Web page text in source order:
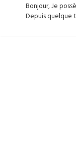
Bonjour, Je
Depuis quelque